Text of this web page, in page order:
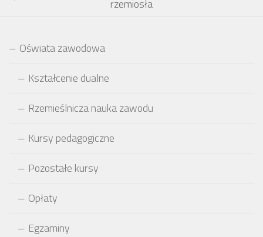
rzemiosła
Oświata zawodowa
Kształcenie dualne
Rzemieślnicza nauka zawodu
Kursy pedagogiczne
Pozostałe kursy
Opłaty
Egzaminy